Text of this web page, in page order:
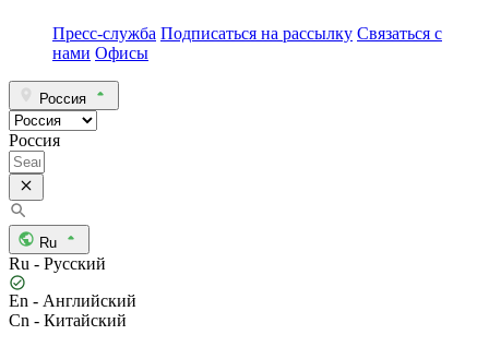
Пресс-служба Подписаться на рассылку Связаться с
нами Офисы
Россия
Россия
Ru
Ru - Русский
En - Английский
Cn - Китайский